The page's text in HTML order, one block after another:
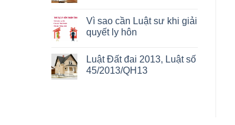
Vì sao cần Luật sư khi giải
quyết ly hôn
Luật Đất đai 2013, Luật số
45/2013/QH13